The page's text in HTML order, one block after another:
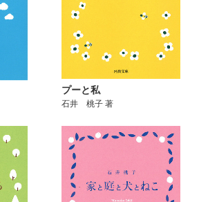
プーと私
石井 桃子 著